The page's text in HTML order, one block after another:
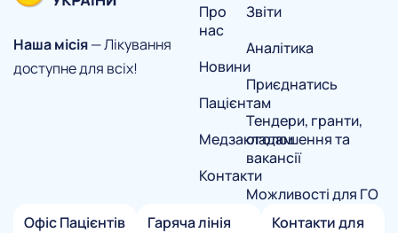
Наша місія— Лікування
доступне для всіх!
Про
нас
Новини
Пацієнтам
Медзакладам
Контакти
Звіти
Аналітика
Приєднатись
Тендери, гранти,
оголошення та
вакансії
Можливості для ГО
Офіс Пацієнтів
Гаряча лінія
Контакти для